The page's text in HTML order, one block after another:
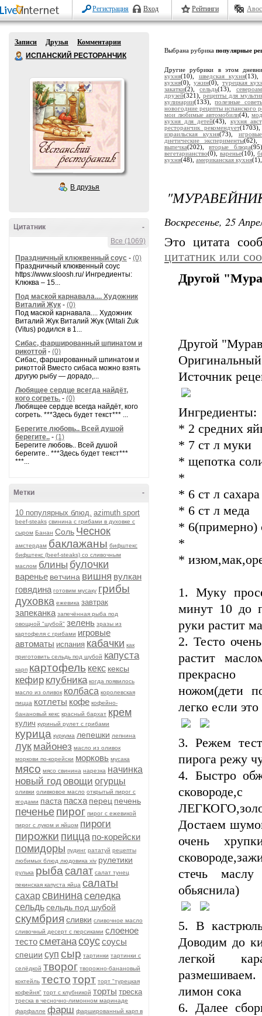
Регистрация Вход Рейтинги
Записи Друзья
Комментарии
ИСПАНСКИЙ РЕСТОРАНЧИК
В друзья
-
Цитатник
Все (1069)
Праздничный клюквенный соус - (0)
Праздничный клюквенный соус
https://www.sloosh.ru/ Ингредиенты:
Клюква – 15...
Под маской карнавала.... Художник
Виталий Жук - (0)
Под маской карнавала.... Художник
Виталий Жук Виталий Жук (Witali Żuk
(Vitus) родился в 1...
Сибас, фаршированный шпинатом и
рикоттой - (0)
Сибас, фаршированный шпинатом и
рикоттой Вместо сибаса можно взять
другую рыбу — дорадо,...
Любящее сердце всегда найдёт,
кого согреть. - (0)
Любящее сердце всегда найдёт, кого
согреть. ***Здесь будет текст*** ...
Берегите любовь.. Всей душой
берегите.. - (1)
Берегите любовь.. Всей душой
берегите.. ***Здесь будет текст***
***...
-
Метки
10 популярных блюд. azimuth sport
beef-stеаks cвинина с грибами в духовке с
сыром Банан Соль Чеснок
амстердам баклажаны бифштекс
бифштекс (beef-stеаks) со сливочным
маслом блины булочки
варенье ветчина вишня вулкан
говядина готовим мусаку грибы
духовка ежевика завтрак
запеканка запечённая рыба под
овощной "шубой" зелень зразы из
картофеля с грибами игровые
автоматы испания кабачки как
приготовить сельдь под шубой капуста
карп картофель кекс кексы
кефир клубника когда появилось
масло из оливок колбаса королевская
пицца котлеты кофе кофейно-
банановый кекс красный бархат крем
кулич куриный рулет с грибами
курица куркума лепешки лепнина
лук майонез масло из оливок
моркови по-корейски морковь мусака
мясо мясо свинина нарезка начинка
новый годовощи огурцы
оливки оливковое масло открытый пирог с
ягодами паста пасха перец печень
печенье пирог пирог с ежевикой
пирог с луком и яйцом пироги
пирожки пицца по-корейски
помидоры пудинг рататуй рецепты
любимых блюд людовика xiv рулетики
рулька рыба салат салат тунец
пекинская капуста яйца салаты
сахарсвининаселедка
сельдьсельдь под шубой
скумбрия сливки сливочное масло
сливочный десерт с персиками слоеное
тестосметанасоуссоусы
специи суп сыр тартинки тартинки с
селёдкой творог творожно-банановый
коктейль тестоторт торт "турецкая
кофейня" торт с клубникой торты треска
треска в чесночно-лимонном маринаде
фарфалле фарш фаршированный карп в
Выбрана рубрика популярные
Другие рубрики в этом
кухня(10), шведская кухня
кухня(0),ужин(0), турецкая
закатки(2),сельдь(13),
друзей(321),рецепты для
кулинарии(133),полезные
новогодние рецепты испанского
мои любимые автомобили(4),
кухня для детей(43), кухня
ресторанчик рекомендует
израильская кухня(73),
диетические эксперименты(62),
выпечка(202),вторые блюда
вегетарианство(0), варенье(10),
кухня(48), американская кухня
Воскресенье, 25
Это цитата
цитатник или
Другой
Другой
Источник
Ингредиенты:
* 2 средних
* 7 ст л муки
* щепотка
*
* 6 ст л сахара
* 6 ст л меда
* 6(примерно)
*
*
1. Муку
минут 10 до
руки растит
2. Тесто
растит
прекрасно
ножом(дети
легко если
3. Режем
пирога режу
4. Быстро
Достаем
очень
стечь маслу
обьяснила)
5. В
Доводим до
легкой
лимон сока
6. Далее